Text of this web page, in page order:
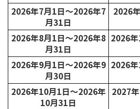
2026年7月1日～2026年7
月31日
2026
2026年8月1日～2026年8
月31日
2026
2026年9月1日～2026年9
月30日
2026
2026年10月1日～2026年
10月31日
2027